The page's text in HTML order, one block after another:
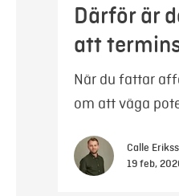
Därför är
att
När du fattar
om att väga
Calle
19 feb,